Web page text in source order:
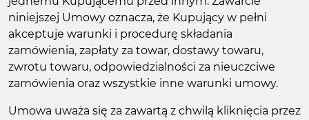
niniejszej Umowy oznacza, że Kupujący w pełni
akceptuje warunki i procedurę składania
zamówienia, zapłaty za towar, dostawy towaru,
zwrotu towaru, odpowiedzialności za nieuczciwe
zamówienia oraz wszystkie inne warunki umowy.
Umowa uważa się za zawartą z chwilą kliknięcia przez